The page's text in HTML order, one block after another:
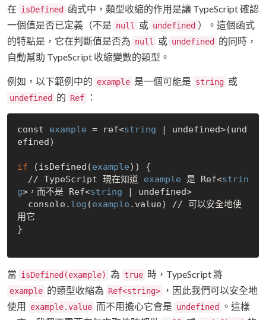
在 isDefined
函式中，類型收縮的作用是讓 TypeScript 確認
一個值是否已定義（不是 null 或 undefined ）。這個函式
的特點是，它在判斷值是否為 null 或 undefined
的同時，
自動幫助 TypeScript 收縮變數的類型。
例如，以下範例中的 example 是一個可能是 string 或
undefined 的 Ref ：
const example = ref<string | undefined>(und
efined)
if (isDefined(example)) {
  // TypeScript 現在知道
example 是 Ref<strin
g>，而不是 Ref<string | undefined>
  console.
log (example .value) // 可以安全地使
用它
}
當 isDefined(example) 為 true 時，TypeScript 將
example 的類型收縮為 Ref<string>
，因此我們可以安全地
使用
example.value 而不用擔心它會是 undefined
。這樣